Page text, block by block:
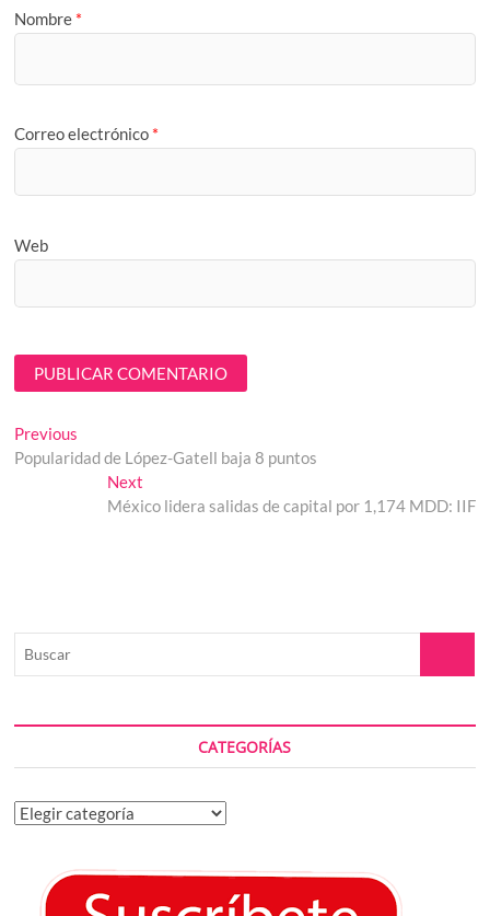
Nombre *
Correo electrónico *
Web
Navegación
de
entradas
Previous
post:
Popularidad de López-Gatell baja 8 puntos
NextNext
post:
México lidera salidas de capital por 1,174 MDD: IIF
CATEGORÍAS
Categorías